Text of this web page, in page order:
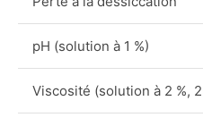
pH (solution à 1 %)
Viscosité (solution à 2 %,